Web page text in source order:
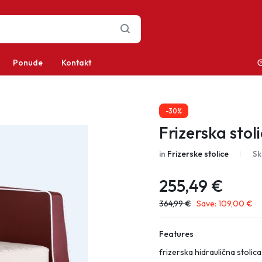
Ponude Kontakt
-30%
Frizerska
in Frizerske stolice
255,49 €
364,99€ Save: 109,00€
Features
frizerska hidraulična stolica